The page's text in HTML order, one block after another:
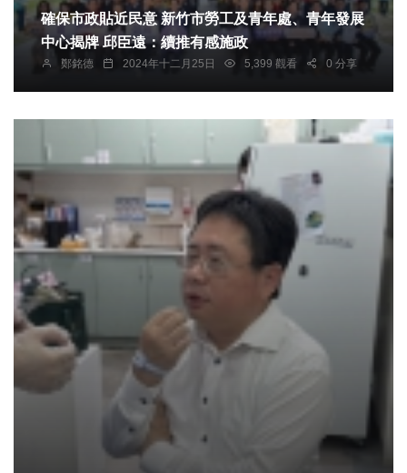
確保市政貼近民意 新竹市勞工及青年處、青年發展
中心揭牌 邱臣遠：續推有感施政
鄭銘德 2024年十二月25日 5,399 觀看 0 分享